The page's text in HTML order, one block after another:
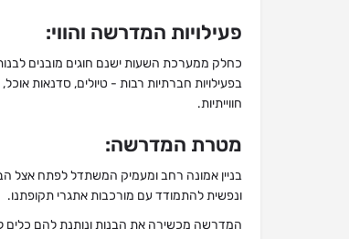
פעילויות המדרשה והווי:
כחלק ממערכת השעות ישנם חוגים מובנים
בפעילויות חברתיות רבות - טיולים, סדנאות
חווייתיות.
מטרת המדרשה:
בניין אמונה רחב ומעמיק המשתדל לפתח אצל
ונפשית להתמודד עם מורכבות אתגרי תקופתנו.
המדרשה מכשירה את הבנות ונותנת להם כלים